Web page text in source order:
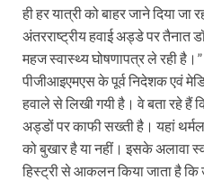
ही हर यात्री को बाहर जाने दिया
अंतरराष्ट्रीय हवाई अड्डे पर तैनात
महज स्वास्थ्य घोषणापत्र ले रही
पीजीआइएमएस के पूर्व निदेशक एवं
हवाले से लिखी गयी है। वे बता रहे हैं
अड्डों पर काफी सख्ती है। यहां
को बुखार है या नहीं। इसके अलावा
हिस्ट्री से आकलन किया जाता है